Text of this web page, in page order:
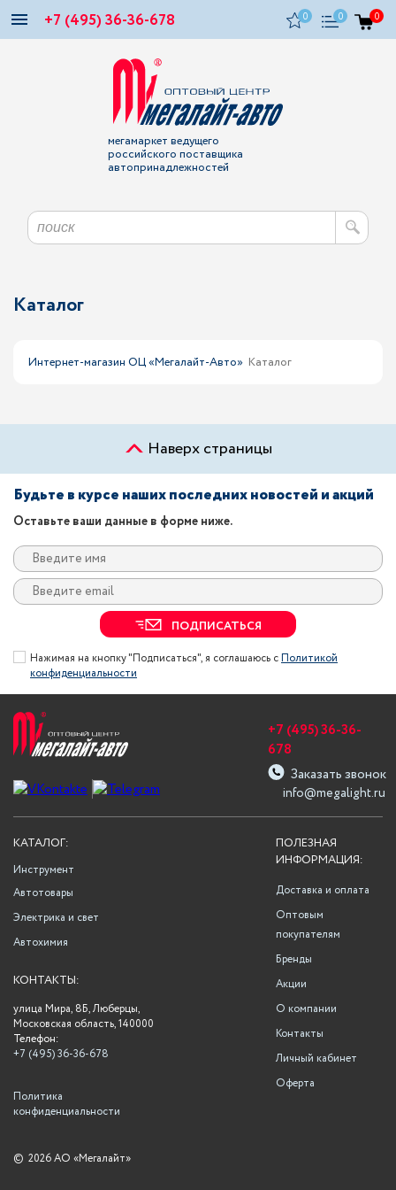
+7 (495) 36-36-678 0 0 0
мегамаркет ведущего
российского поставщика
автопринадлежностей
Каталог
Интернет-магазин ОЦ «Мегалайт-Авто» Каталог
Наверх страницы
Будьте в курсе наших последних новостей и акций
Оставьте ваши данные в форме ниже.
ПОДПИСАТЬСЯ
Нажимая на кнопку "Подписаться", я соглашаюсь сПолитикой
конфиденциальности
info@megalight.ru
+7 (495) 36-36-
678
Заказать звонок
ПОЛЕЗНАЯ
ИНФОРМАЦИЯ:
Доставка и оплата
Оптовым
покупателям
Бренды
Акции
О компании
Контакты
Личный кабинет
Оферта
КАТАЛОГ:
Инструмент
Автотовары
Электрика и свет
Автохимия
КОНТАКТЫ:
улица Мира, 8Б, Люберцы,
Московская область, 140000
Телефон:
+7 (495) 36-36-678
Политика
конфиденциальности
© 2026 АО «Мегалайт»